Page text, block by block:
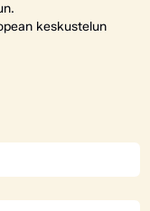
keskustelun